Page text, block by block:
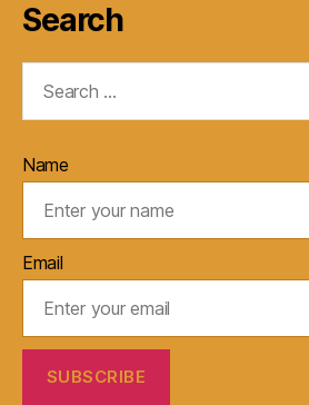
Search
Name
Email